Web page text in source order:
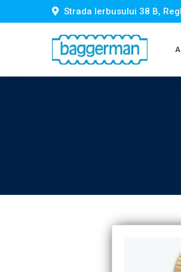
Strada Ierbusului 38 B,